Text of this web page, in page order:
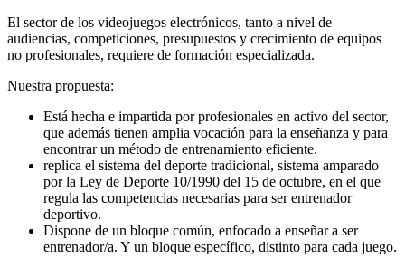
El sector de los videojuegos electrónicos, tanto a nivel de
audiencias, competiciones, presupuestos y crecimiento de equipos
no profesionales, requiere de formación especializada.
Nuestra propuesta:
Está hecha e impartida por profesionales en activo del sector,
que además tienen amplia vocación para la enseñanza y para
encontrar un método de entrenamiento eficiente.
replica el sistema del deporte tradicional, sistema amparado
por la Ley de Deporte 10/1990 del 15 de octubre, en el que
regula las competencias necesarias para ser entrenador
deportivo.
Dispone de un bloque común, enfocado a enseñar a ser
entrenador/a. Y un bloque específico, distinto para cada juego.